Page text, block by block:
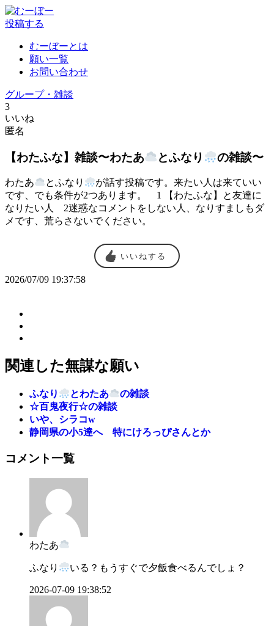
投稿する
むーぼーとは
願い一覧
お問い合わせ
グループ・雑談
3
いいね
匿名
【わたふな】雑談〜わたあ とふなり の雑談〜
わたあ とふなり
が話す投稿です。来たい人は来ていい
です、でも条件が2つあります。 1 【わたふな】と友達に
なりたい人 2迷惑なコメントをしない人、なりすましもダ
メです、荒らさないでください。
いいねする
2026/07/09 19:37:58
関連した無謀な願い
ふなり とわたあ
の雑談
☆百鬼夜行☆の雑談
いや、シラコw
静岡県の小5達へ 特にけろっぴさんとか
コメント一覧
わたあ
ふなり いる？もうすぐで夕飯食べるんでしょ？
2026-07-09 19:38:52